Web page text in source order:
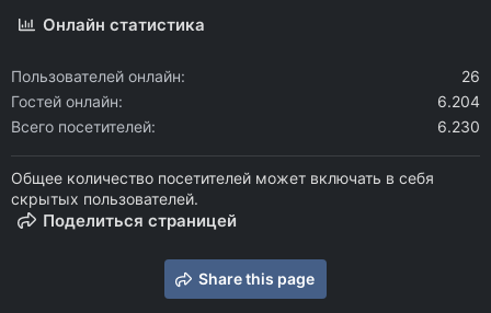
Онлайн статистика
Пользователей онлайн
26
Гостей онлайн
6.204
Всего посетителей
6.230
Общее количество посетителей может включать в себя
скрытых пользователей.
Поделиться страницей
Share this page